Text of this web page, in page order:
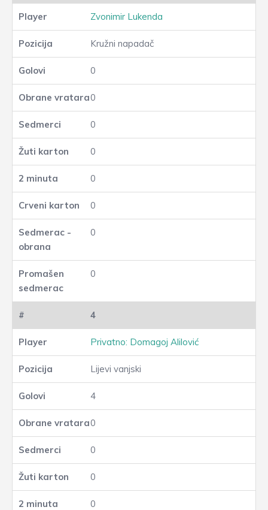
Zvonimir Lukenda
Kružni napadač
0
0
0
0
0
0
0
0
4
Privatno: Domagoj Alilović
Lijevi vanjski
4
0
0
0
0